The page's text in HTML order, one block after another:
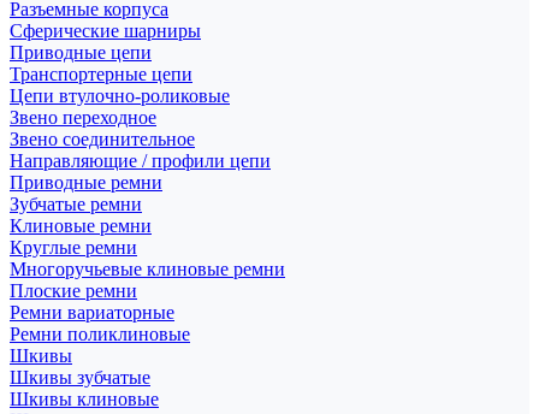
Разъемные корпуса
Сферические шарниры
Приводные цепи
Транспортерные цепи
Цепи втулочно-роликовые
Звено переходное
Звено соединительное
Направляющие / профили цепи
Приводные ремни
Зубчатые ремни
Клиновые ремни
Круглые ремни
Многоручьевые клиновые ремни
Плоские ремни
Ремни вариаторные
Ремни поликлиновые
Шкивы
Шкивы зубчатые
Шкивы клиновые